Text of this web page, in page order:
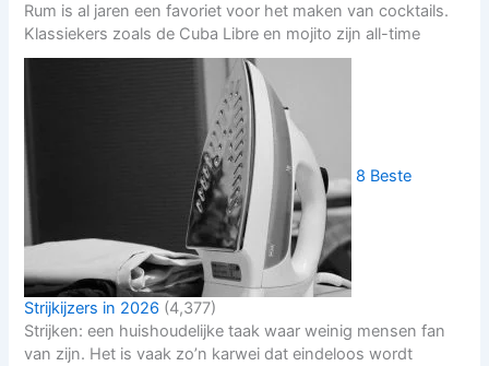
Rum is al jaren een favoriet voor het maken van cocktails.
Klassiekers zoals de Cuba Libre en mojito zijn all-time
8 Beste
Strijkijzers in 2026 (4,377)
Strijken: een huishoudelijke taak waar weinig mensen fan
van zijn. Het is vaak zo’n karwei dat eindeloos wordt